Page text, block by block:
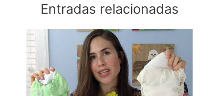
Entradas relacionadas